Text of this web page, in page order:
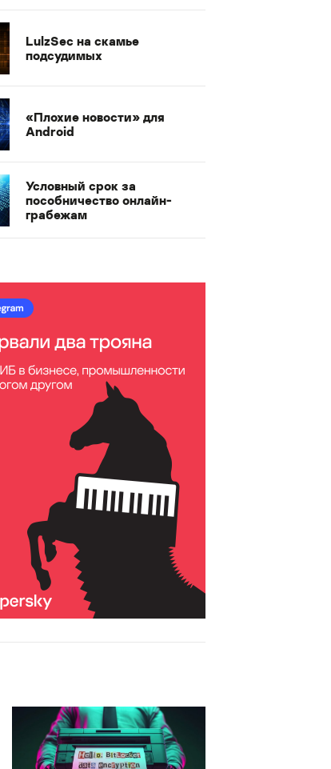
LulzSec на скамье
подсудимых
«Плохие новости» для
Android
Условный срок за
пособничество онлайн-
грабежам